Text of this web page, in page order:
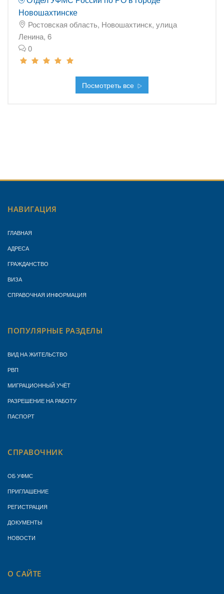
Новошахтинске
Ростовская область, Новошахтинск, улица
Ленина, 6
0
Посмотреть все
НАВИГАЦИЯ
ГЛАВНАЯ
АДРЕСА
ГРАЖДАНСТВО
ВИЗА
СПРАВОЧНАЯ ИНФОРМАЦИЯ
ПОПУЛЯРНЫЕ РАЗДЕЛЫ
ВИД НА ЖИТЕЛЬСТВО
РВП
МИГРАЦИОННЫЙ УЧЁТ
РАЗРЕШЕНИЕ НА РАБОТУ
ПАСПОРТ
СПРАВОЧНИК
ОБ УФМС
ПРИГЛАШЕНИЕ
РЕГИСТРАЦИЯ
ДОКУМЕНТЫ
НОВОСТИ
О САЙТЕ